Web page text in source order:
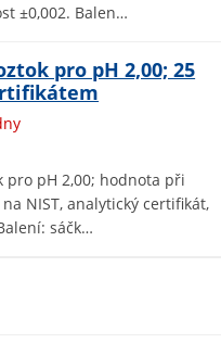
±0,002. Balen…
pro pH 2,00; 25
pro pH 2,00; hodnota při
NIST, analytický certifikát,
sáčk…